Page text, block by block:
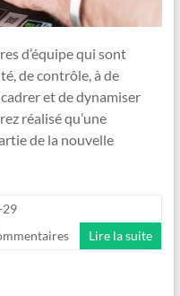
d’équipe qui sont
de contrôle, à de
et de dynamiser
réalisé qu’une
de la nouvelle
29
Lire la suite